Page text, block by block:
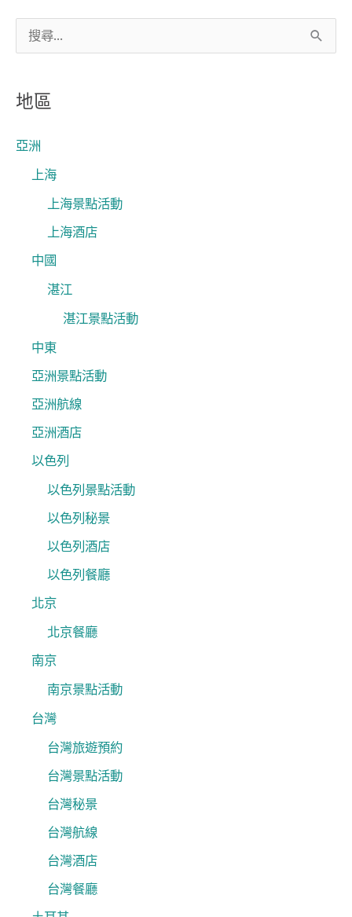
關
字
地區
亞洲
上海
上海景點活動
上海酒店
中國
湛江
湛江景點活動
中東
亞洲景點活動
亞洲航線
亞洲酒店
以色列
以色列景點活動
以色列秘景
以色列酒店
以色列餐廳
北京
北京餐廳
南京
南京景點活動
台灣
台灣旅遊預約
台灣景點活動
台灣秘景
台灣航線
台灣酒店
台灣餐廳